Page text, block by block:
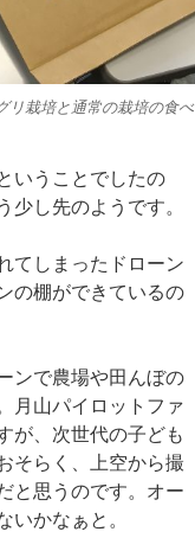
リ栽培と通常の栽培の食べ
いうことでしたの
少し先のようです。
てしまったドローン
の棚ができているの
ンで農場や田んぼの
月山パイロットファ
が、次世代の子ども
そらく、上空から撮
と思うのです。オー
いかなぁと。